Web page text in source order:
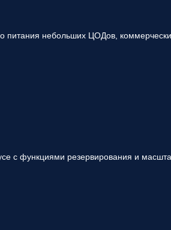
питания небольших ЦОДов,
с функциями резервирования и
Вопрос1 из 6
Далее >><<